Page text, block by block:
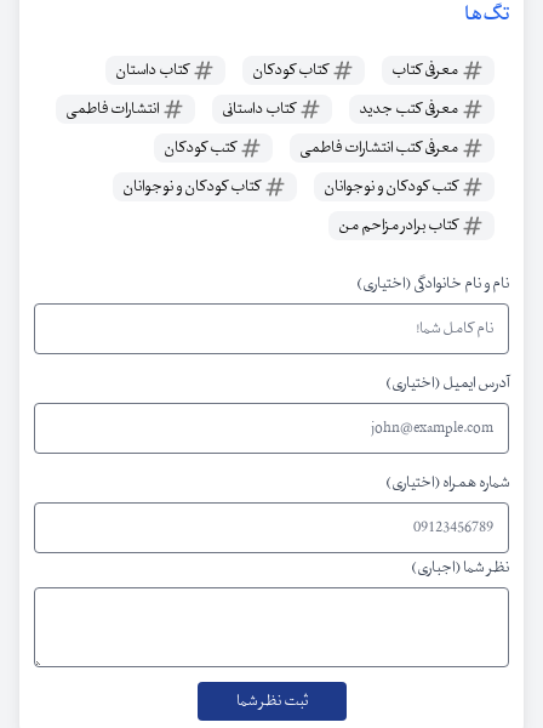
تگ‌ها
معرفی کتاب کتاب کودکان
کتاب داستان
معرفی کتب جدید
کتاب داستانی
انتشارات فاطمی
معرفی کتب انتشارات فاطمی
کتب کودکان
کتب کودکان و نوجوانان
کتاب کودکان و نوجوانان
کتاب برادر مزاحم من
نام و نام خانوادگی (اختیاری)
آدرس ایمیل (اختیاری)
شماره همراه (اختیاری)
نظر شما (اجباری)